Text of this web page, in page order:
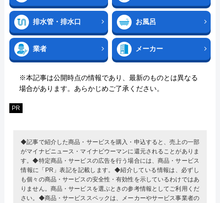
排水管・排水口 お風呂
業者 メーカー
※本記事は公開時点の情報であり、最新のものとは異なる
場合があります。あらかじめご了承ください。
PR
◆記事で紹介した商品・サービスを購入・申込すると、売上の一部
がマイナビニュース・マイナビウーマンに還元されることがありま
す。◆特定商品・サービスの広告を行う場合には、商品・サービス
情報に「PR」表記を記載します。◆紹介している情報は、必ずし
も個々の商品・サービスの安全性・有効性を示しているわけではあ
りません。商品・サービスを選ぶときの参考情報としてご利用くだ
さい。◆商品・サービススペックは、メーカーやサービス事業者の